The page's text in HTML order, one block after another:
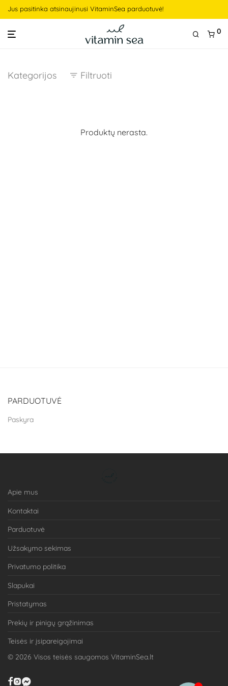
Jus pasitinka atsinaujinusi VitaminSea parduotuvė!
0
Kategorijos Filtruoti
Produktų nerasta.
PARDUOTUVĖ
Paskyra
Apie mus
Kontaktai
Parduotuvė
Užsakymo sekimas
Privatumo politika
Slapukai
Pristatymas
Prekių ir pinigų grąžinimas
Teisės ir įsipareigojimai
© 2026 Visos teisės saugomos VitaminSea.lt